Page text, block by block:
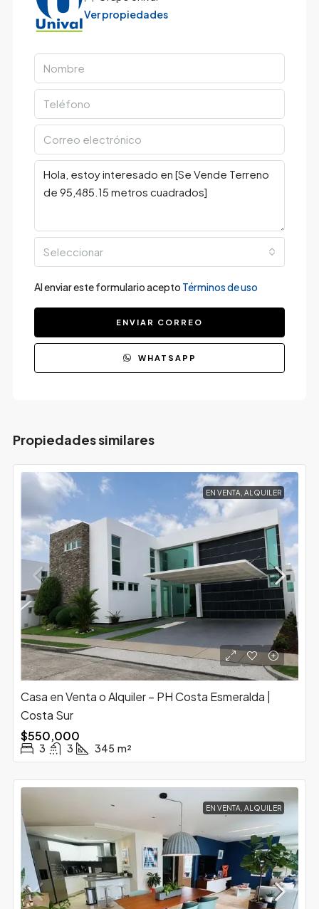
Ver propiedades
Seleccionar
Al enviar este formulario acepto Términos de uso
ENVIAR CORREO
WHATSAPP
Propiedades similares
EN VENTA, ALQUILER
Casa en Venta o Alquiler – PH Costa Esmeralda |
Costa Sur
$550,000
3 3 345 m²
EN VENTA, ALQUILER